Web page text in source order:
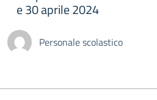
e 30 aprile 2024
Personale scolastico